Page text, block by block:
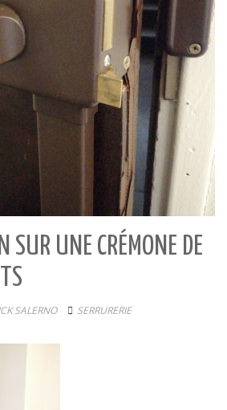
SUR UNE CRÉMONE DE
SALERNO
SERRURERIE